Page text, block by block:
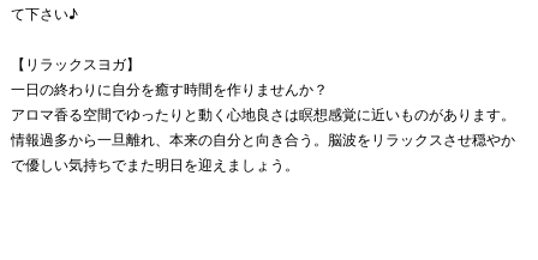
て下さい♪
【リラックスヨガ】
一日の終わりに自分を癒す時間を作りませんか？
アロマ香る空間でゆったりと動く心地良さは瞑想感覚に近いものがあります。
情報過多から一旦離れ、本来の自分と向き合う。脳波をリラックスさせ穏やか
で優しい気持ちでまた明日を迎えましょう。